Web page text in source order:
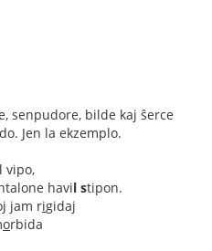
senpudore, bilde kaj ŝerce
Jen la ekzemplo.
vipo,
havil stipon.
jam rigidaj
orbida